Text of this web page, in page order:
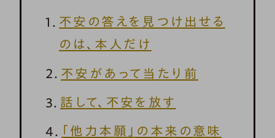
不安の答えを見つけ出せる
のは、本人だけ
不安があって当たり前
話して、不安を放す
「他力本願」の本来の意味